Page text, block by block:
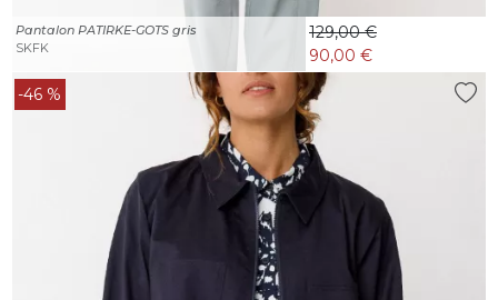
Pantalon PATIRKE-GOTS gris
SKFK
129,00 €
90,00 €
-46 %